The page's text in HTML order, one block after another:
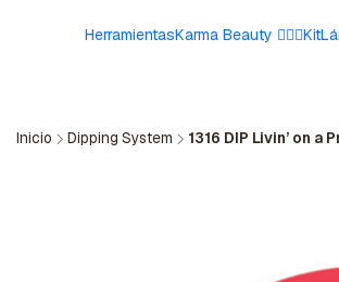
HerramientasKarma Beauty 🧘🏼‍♀️Kit
Inicio Dipping System 1316 DIP Livin’ on a